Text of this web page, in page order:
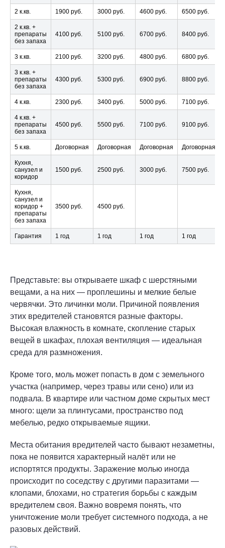
2 к.кв. 1900 руб. 3000 руб. 4600 руб. 6500 руб.
2 к.кв. +
препараты
без запаха
4100 руб. 5100 руб. 6700 руб. 8400 руб.
3 к.кв. 2100 руб. 3200 руб. 4800 руб. 6800 руб.
3 к.кв. +
препараты
без запаха
4300 руб. 5300 руб. 6900 руб. 8800 руб.
4 к.кв. 2300 руб. 3400 руб. 5000 руб. 7100 руб.
4 к.кв. +
препараты
без запаха
4500 руб. 5500 руб. 7100 руб. 9100 руб.
5 к.кв. Договорная Договорная Договорная Договорная
Кухня,
санузел и
коридор
1500 руб. 2500 руб. 3000 руб. 7500 руб.
Кухня,
санузел и
коридор +
препараты
без запаха
3500 руб. 4500 руб.
Гарантия 1 год 1 год 1 год 1 год
Представьте: вы открываете шкаф с шерстяными
вещами, а на них — проплешины и мелкие белые
червячки. Это личинки моли. Причиной появления
этих вредителей становятся разные факторы.
Высокая влажность в комнате, скопление старых
вещей в шкафах, плохая вентиляция — идеальная
среда для размножения.
Кроме того, моль может попасть в дом с земельного
участка (например, через травы или сено) или из
подвала. В квартире или частном доме скрытых мест
много: щели за плинтусами, пространство под
мебелью, редко открываемые ящики.
Места обитания вредителей часто бывают незаметны,
пока не появится характерный налёт или не
испортятся продукты. Заражение молью иногда
происходит по соседству с другими паразитами —
клопами, блохами, но стратегия борьбы с каждым
вредителем своя. Важно вовремя понять, что
уничтожение моли требует системного подхода, а не
разовых действий.